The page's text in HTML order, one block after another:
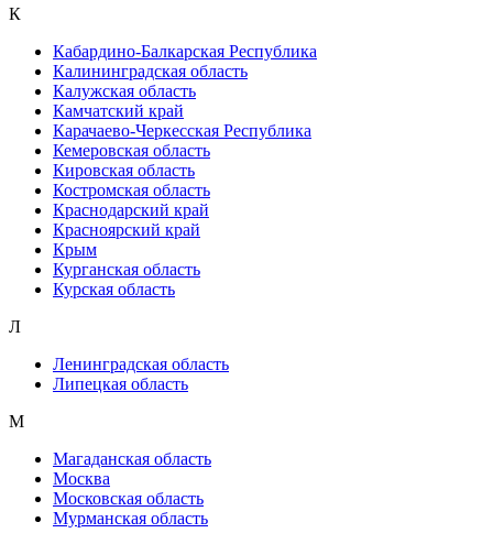
К
Кабардино-Балкарская Республика
Калининградская область
Калужская область
Камчатский край
Карачаево-Черкесская Республика
Кемеровская область
Кировская область
Костромская область
Краснодарский край
Красноярский край
Крым
Курганская область
Курская область
Л
Ленинградская область
Липецкая область
М
Магаданская область
Москва
Московская область
Мурманская область